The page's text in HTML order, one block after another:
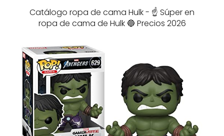
Catálogo ropa de cama Hulk - ☝️ Súper en
ropa de cama de Hulk 🔵 Precios 2026